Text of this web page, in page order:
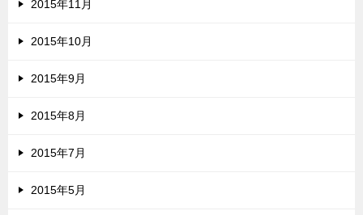
2015年11月
2015年10月
2015年9月
2015年8月
2015年7月
2015年5月